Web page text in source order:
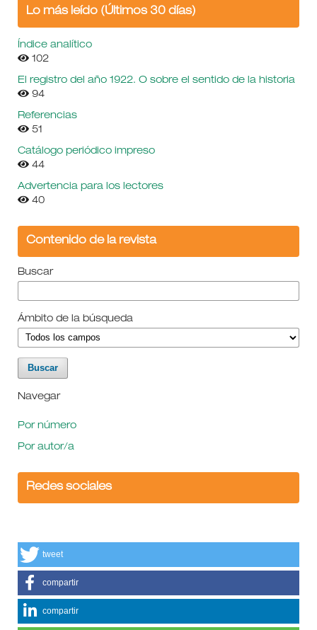
Lo más leído (Últimos 30 días)
Índice analítico
102
El registro del año 1922. O sobre el sentido de la historia
94
Referencias
51
Catálogo periódico impreso
44
Advertencia para los lectores
40
Contenido de la revista
Buscar
Ámbito de la búsqueda
Navegar
Por número
Por autor/a
Redes sociales
tweet
compartir
compartir